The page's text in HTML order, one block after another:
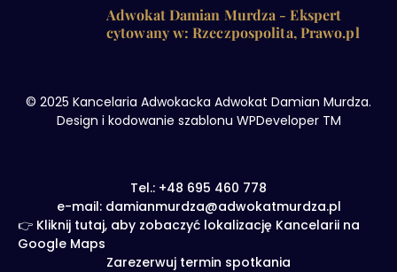
Adwokat Damian Murdza - Ekspert
cytowany w: Rzeczpospolita, Prawo.pl
© 2025 Kancelaria Adwokacka Adwokat Damian Murdza.
Design i kodowanie szablonu WPDeveloper TM
Tel.: +48 695 460 778
e-mail: damianmurdza@adwokatmurdza.pl
👉 Kliknij tutaj, aby zobaczyć lokalizację Kancelarii na
Google Maps
Zarezerwuj termin spotkania